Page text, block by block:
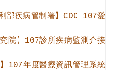
部疾病管制署】CDC_107愛
究院】107診所疾病監測介接
】107年度醫療資訊管理系統